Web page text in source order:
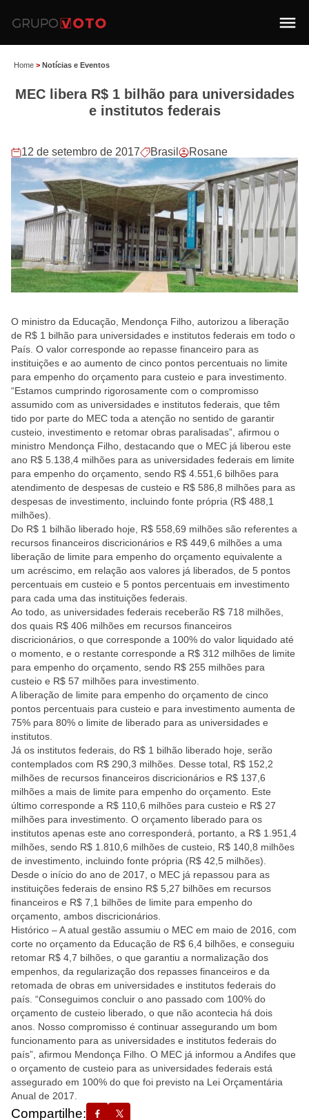
Home > Notícias e Eventos
MEC libera R$ 1 bilhão para universidades
e institutos federais
12 de setembro de 2017 Brasil Rosane
O ministro da Educação, Mendonça Filho, autorizou a liberação
de R$ 1 bilhão para universidades e institutos federais em todo o
País. O valor corresponde ao repasse financeiro para as
instituições e ao aumento de cinco pontos percentuais no limite
para empenho do orçamento para custeio e para investimento.
“Estamos cumprindo rigorosamente com o compromisso
assumido com as universidades e institutos federais, que têm
tido por parte do MEC toda a atenção no sentido de garantir
custeio, investimento e retomar obras paralisadas”, afirmou o
ministro Mendonça Filho, destacando que o MEC já liberou este
ano R$ 5.138,4 milhões para as universidades federais em limite
para empenho do orçamento, sendo R$ 4.551,6 bilhões para
atendimento de despesas de custeio e R$ 586,8 milhões para as
despesas de investimento, incluindo fonte própria (R$ 488,1
milhões).
Do R$ 1 bilhão liberado hoje, R$ 558,69 milhões são referentes a
recursos financeiros discricionários e R$ 449,6 milhões a uma
liberação de limite para empenho do orçamento equivalente a
um acréscimo, em relação aos valores já liberados, de 5 pontos
percentuais em custeio e 5 pontos percentuais em investimento
para cada uma das instituições federais.
Ao todo, as universidades federais receberão R$ 718 milhões,
dos quais R$ 406 milhões em recursos financeiros
discricionários, o que corresponde a 100% do valor liquidado até
o momento, e o restante corresponde a R$ 312 milhões de limite
para empenho do orçamento, sendo R$ 255 milhões para
custeio e R$ 57 milhões para investimento.
A liberação de limite para empenho do orçamento de cinco
pontos percentuais para custeio e para investimento aumenta de
75% para 80% o limite de liberado para as universidades e
institutos.
Já os institutos federais, do R$ 1 bilhão liberado hoje, serão
contemplados com R$ 290,3 milhões. Desse total, R$ 152,2
milhões de recursos financeiros discricionários e R$ 137,6
milhões a mais de limite para empenho do orçamento. Este
último corresponde a R$ 110,6 milhões para custeio e R$ 27
milhões para investimento. O orçamento liberado para os
institutos apenas este ano corresponderá, portanto, a R$ 1.951,4
milhões, sendo R$ 1.810,6 milhões de custeio, R$ 140,8 milhões
de investimento, incluindo fonte própria (R$ 42,5 milhões).
Desde o início do ano de 2017, o MEC já repassou para as
instituições federais de ensino R$ 5,27 bilhões em recursos
financeiros e R$ 7,1 bilhões de limite para empenho do
orçamento, ambos discricionários.
Histórico – A atual gestão assumiu o MEC em maio de 2016, com
corte no orçamento da Educação de R$ 6,4 bilhões, e conseguiu
retomar R$ 4,7 bilhões, o que garantiu a normalização dos
empenhos, da regularização dos repasses financeiros e da
retomada de obras em universidades e institutos federais do
país. “Conseguimos concluir o ano passado com 100% do
orçamento de custeio liberado, o que não acontecia há dois
anos. Nosso compromisso é continuar assegurando um bom
funcionamento para as universidades e institutos federais do
país”, afirmou Mendonça Filho. O MEC já informou a Andifes que
o orçamento de custeio para as universidades federais está
assegurado em 100% do que foi previsto na Lei Orçamentária
Anual de 2017.
Compartilhe: